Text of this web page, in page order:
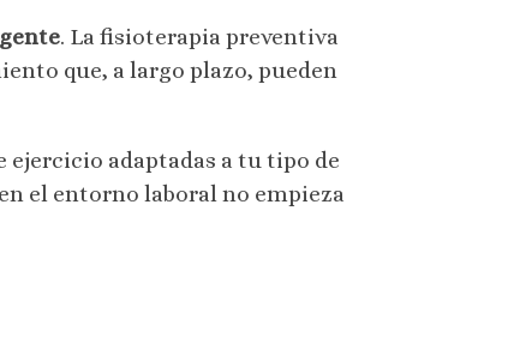
. La fisioterapia preventiva
que, a largo plazo, pueden
ejercicio adaptadas a tu tipo de
el entorno laboral no empieza